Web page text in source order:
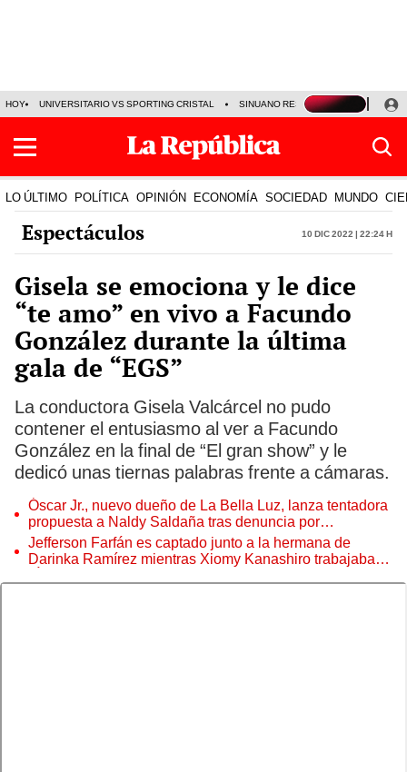
HOY UNIVERSITARIO VS SPORTING CRISTAL SINUANO RESULTADOS HOY
LO ÚLTIMO POLÍTICA OPINIÓN ECONOMÍA SOCIEDAD MUNDO
Espectáculos 10 Dic 2022 | 22:24 h
Gisela se emociona y le dice
“te amo” en vivo a Facundo
González durante la última
gala de “EGS”
La conductora Gisela Valcárcel no pudo
contener el entusiasmo al ver a Facundo
González en la final de “El gran show” y le
dedicó unas tiernas palabras frente a cámaras.
Óscar Jr., nuevo dueño de La Bella Luz, lanza tentadora
propuesta a Naldy Saldaña tras denuncia por
tocamientos
Jefferson Farfán es captado junto a la hermana de
Darinka Ramírez mientras Xiomy Kanashiro trabajaba: